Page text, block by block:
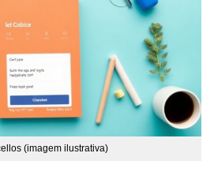
(imagem ilustrativa)